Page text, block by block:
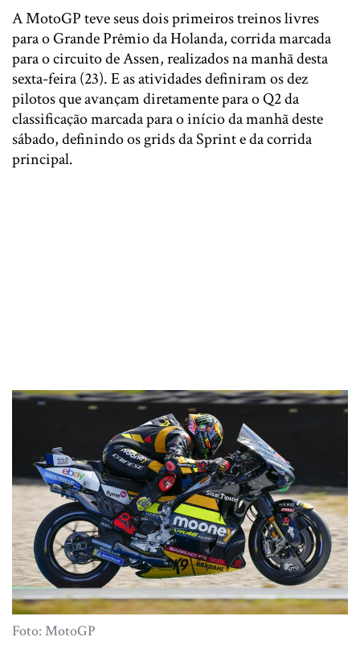
A MotoGP teve seus dois primeiros treinos livres
para o Grande Prêmio da Holanda, corrida marcada
para o circuito de Assen, realizados na manhã desta
sexta-feira (23). E as atividades definiram os dez
pilotos que avançam diretamente para o Q2 da
classificação marcada para o início da manhã deste
sábado, definindo os grids da Sprint e da corrida
principal.
Foto: MotoGP